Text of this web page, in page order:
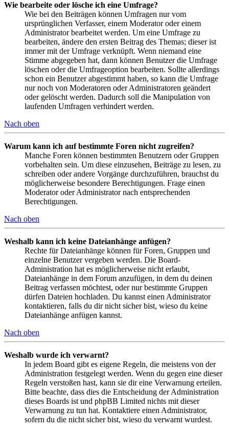
Wie bearbeite oder lösche ich eine Umfrage?
Wie bei den Beiträgen können Umfragen nur vom
ursprünglichen Verfasser, einem Moderator oder einem
Administrator bearbeitet werden. Um eine Umfrage zu
bearbeiten, ändere den ersten Beitrag des Themas; dieser ist
immer mit der Umfrage verknüpft. Wenn niemand eine
Stimme abgegeben hat, dann können Benutzer die Umfrage
löschen oder die Umfrageoption bearbeiten. Sollte allerdings
schon ein Benutzer abgestimmt haben, so kann die Umfrage
nur noch von Moderatoren oder Administratoren geändert
oder gelöscht werden. Dadurch soll die Manipulation von
laufenden Umfragen verhindert werden.
Nach oben
Warum kann ich auf bestimmte Foren nicht zugreifen?
Manche Foren können bestimmten Benutzern oder Gruppen
vorbehalten sein. Um diese einzusehen, Beiträge zu lesen, zu
schreiben oder andere Vorgänge durchzuführen, brauchst du
möglicherweise besondere Berechtigungen. Frage einen
Moderator oder Administrator nach entsprechenden
Berechtigungen.
Nach oben
Weshalb kann ich keine Dateianhänge anfügen?
Rechte für Dateianhänge können für Foren, Gruppen und
einzelne Benutzer vergeben werden. Die Board-
Administration hat es möglicherweise nicht erlaubt,
Dateianhänge in dem Forum anzufügen, in dem du deinen
Beitrag verfassen möchtest, oder nur bestimmte Gruppen
dürfen Dateien hochladen. Du kannst einen Administrator
kontaktieren, falls du dir nicht sicher bist, wieso du keine
Dateianhänge anfügen kannst.
Nach oben
Weshalb wurde ich verwarnt?
In jedem Board gibt es eigene Regeln, die meistens von der
Administration festgelegt werden. Wenn du gegen eine dieser
Regeln verstoßen hast, kann sie dir eine Verwarnung erteilen.
Bitte beachte, dass dies die Entscheidung der Administration
dieses Boards ist und phpBB Limited nichts mit dieser
Verwarnung zu tun hat. Kontaktiere einen Administrator,
sofern du die nicht sicher bist, wieso du verwarnt wurdest.